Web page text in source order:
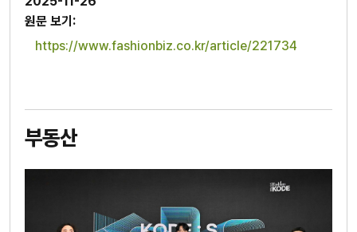
원문 보기:
https://www.fashionbiz.co.kr/article/221734
부동산